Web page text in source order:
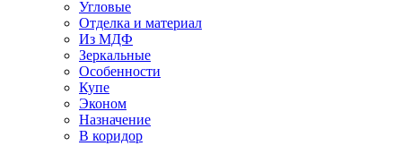
Угловые
Отделка и материал
Из МДФ
Зеркальные
Особенности
Купе
Эконом
Назначение
В коридор